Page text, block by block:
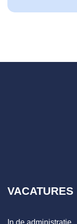
VACATURES
In de administratie